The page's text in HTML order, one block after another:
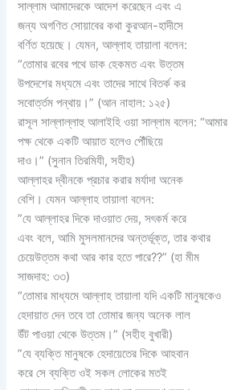
সাল্লাম আমাদেরকে আদেশ করেছেন এবং এ
জন্য অগণিত সোয়াবের কথা কুরআন-হাদীসে
বর্ণিত হয়েছে। যেমন, আল্লাহ তায়ালা বলেন:
“তোমার রবের পথে ডাক হেকমত এবং উত্তম
উপদেশের মধ্যমে এবং তাদের সাথে বিতর্ক কর
সবোর্ত্তম পন্থায়।” (আন নাহাল: ১২৫)
রাসূল সাল্লাল্লাহু আলাইহি ওয়া সাল্লাম বলেন: “আমার
পক্ষ থেকে একটি আয়াত হলেও পৌঁছিয়ে
দাও।” (সুনান তিরমিযী, সহীহ)
আল্লাহর দ্বীনকে প্রচার করার মর্যাদা অনেক
বেশি। যেমন আল্লাহ তায়ালা বলেন:
”যে আল্লাহর দিকে দাওয়াত দেয়, সৎকর্ম করে
এবং বলে, আমি মুসলমানদের অন্তর্ভূক্ত, তার কথার
চেয়েউত্তম কথা আর কার হতে পারে??” (হা মীম
সাজদাহ: ৩৩)
“তোমার মাধ্যমে আল্লাহ তায়ালা যদি একটি মানুষকেও
হেদায়াত দেন তবে তা তোমার জন্য অনেক লাল
উঁট পাওয়া থেকে উত্তম।” (সহীহ বুখারী)
”যে ব্যক্তি মানুষকে হেদায়েতের দিকে আহবান
করে সে ব্যক্তি ওই সকল লোকের মতই